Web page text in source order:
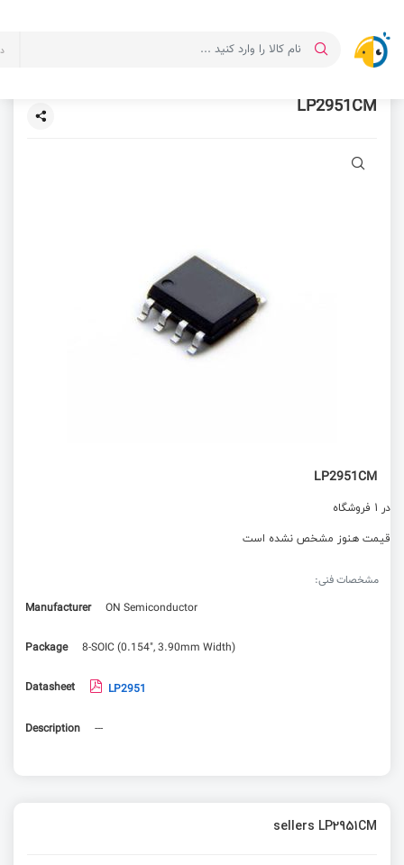
LP2951CM
LP2951CM
در 1 فروشگاه
قیمت هنوز مشخص نشده است
مشخصات فنی:
Manufacturer
ON Semiconductor
Package 8-SOIC (0.154", 3.90mm Width)
Datasheet LP2951
Description ---
sellers LP2951CM